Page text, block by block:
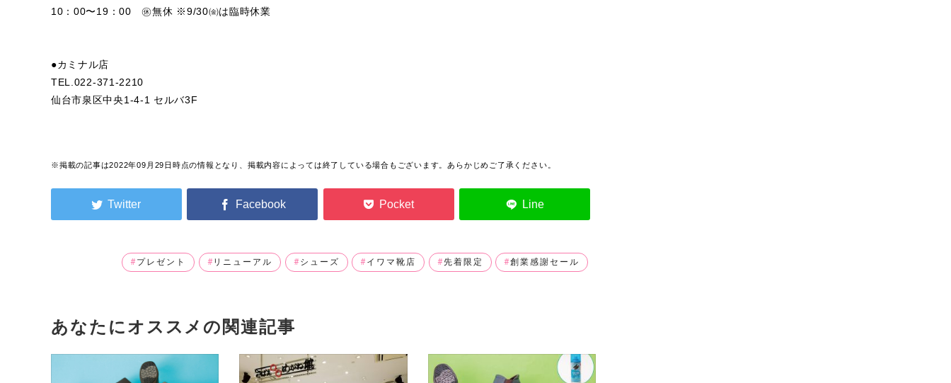
10：00〜19：00 ㊡無休 ※9/30㈮は臨時休業
●カミナル店
TEL.022-371-2210
仙台市泉区中央1-4-1 セルバ3F
※掲載の記事は2022年09月29日時点の情報となり、掲載内容によっては終了している場合もございます。あらかじめご了承ください。
プレゼント リニューアル シューズ イワマ靴店 先着限定 創業感謝セール
あなたにオススメの関連記事